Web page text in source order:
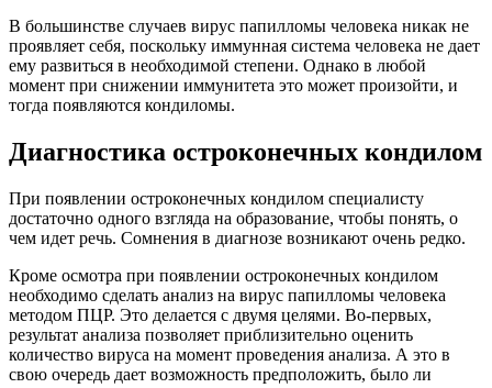
В большинстве случаев вирус папилломы человека никак не
проявляет себя, поскольку иммунная система человека не дает
ему развиться в необходимой степени. Однако в любой
момент при снижении иммунитета это может произойти, и
тогда появляются кондиломы.
Диагностика остроконечных кондилом
При появлении остроконечных кондилом специалисту
достаточно одного взгляда на образование, чтобы понять, о
чем идет речь. Сомнения в диагнозе возникают очень редко.
Кроме осмотра при появлении остроконечных кондилом
необходимо сделать анализ на вирус папилломы человека
методом ПЦР. Это делается с двумя целями. Во-первых,
результат анализа позволяет приблизительно оценить
количество вируса на момент проведения анализа. А это в
свою очередь дает возможность предположить, было ли